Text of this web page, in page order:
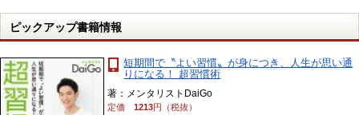
ピックアップ書籍情報
短期間で〝よい習慣〟が身につき、人生が思い通
りになる！ 超習慣術
著：メンタリストDaiGo
定価1213円（税抜）